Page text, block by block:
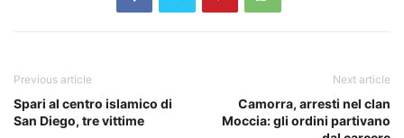
Previous article
Spari al centro islamico di
San Diego, tre vittime
Next article
Camorra, arresti nel clan
Moccia: gli ordini partivano